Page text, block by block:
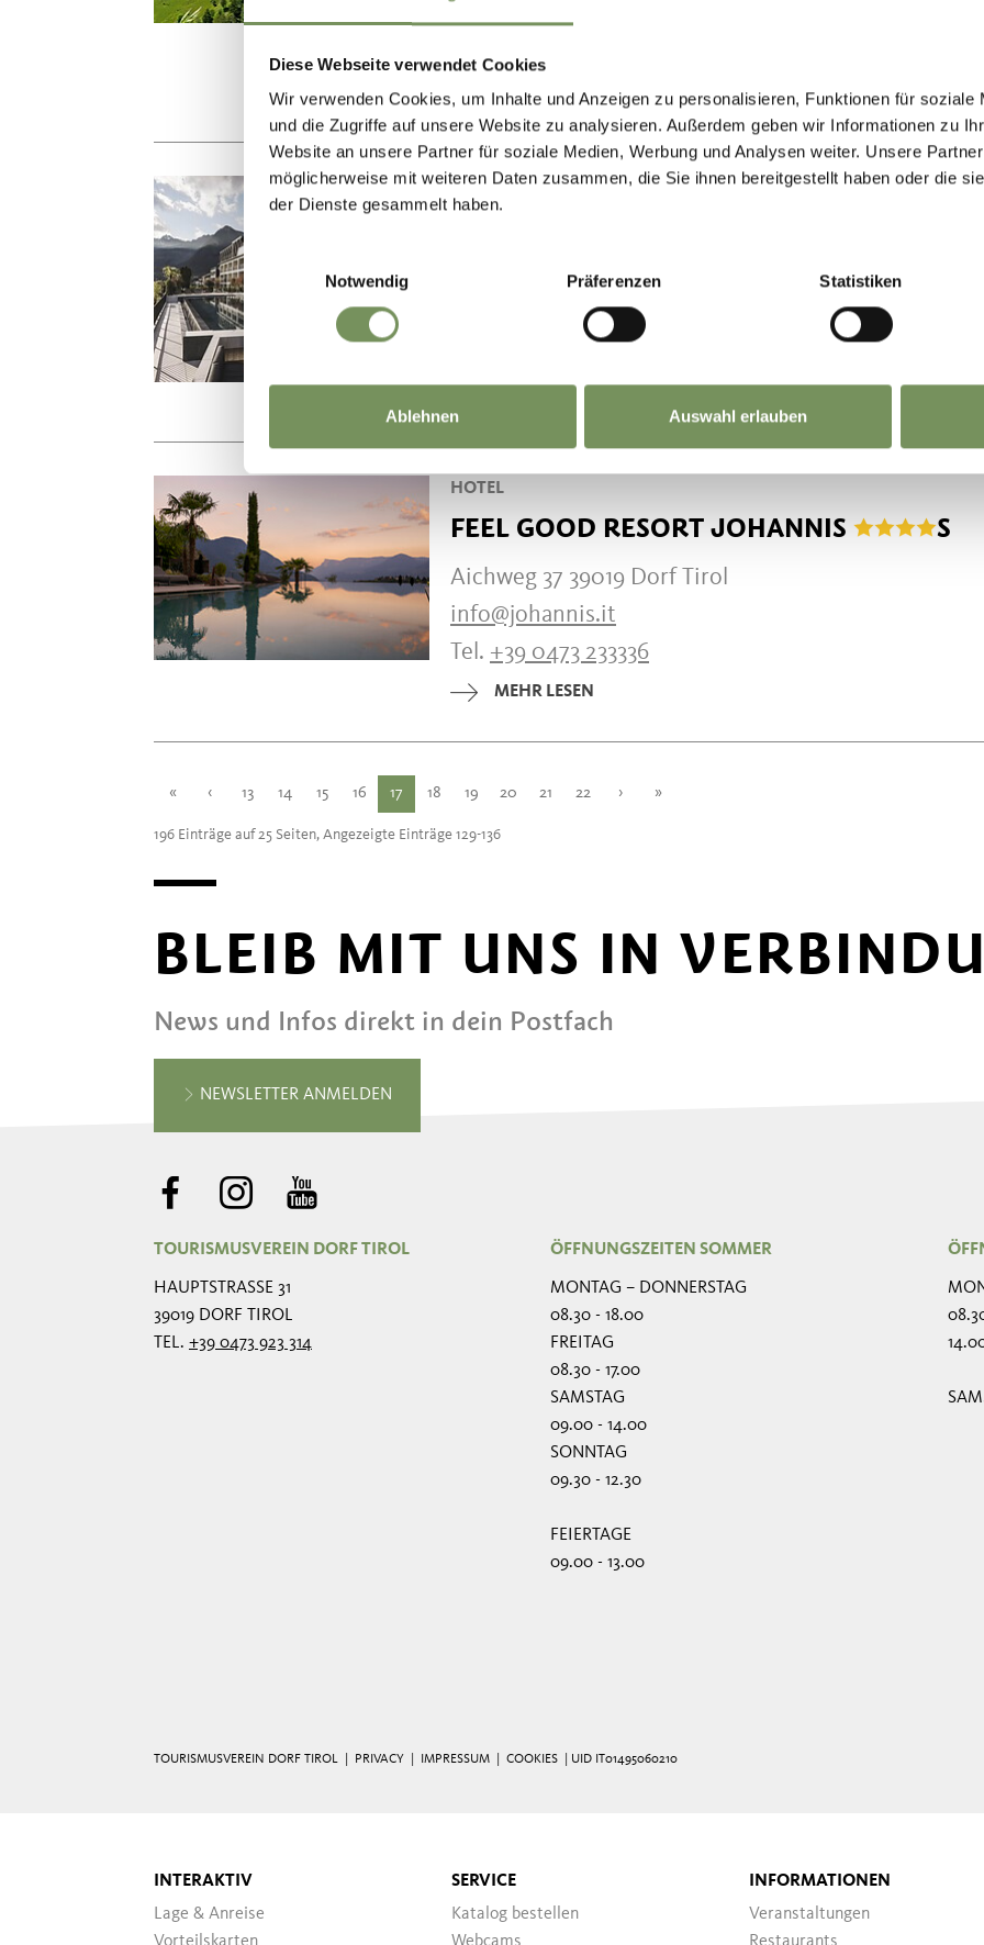
Diese Webseite verwendet Cookies
Wir verwenden Cookies, um Inhalte und Anzeigen zu personalisieren, Funktionen für soziale
und die Zugriffe auf unsere Website zu analysieren. Außerdem geben wir Informationen zu
Website an unsere Partner für soziale Medien, Werbung und Analysen weiter. Unsere
möglicherweise mit weiteren Daten zusammen, die Sie ihnen bereitgestellt haben oder die
der Dienste gesammelt haben.
Einwilligungsauswahl
Notwendig
Präferenzen Statistiken
Ablehnen Auswahl erlauben
Tel.+39 345 8758700
MEHR LESEN
GARNI
Hauptstraße 64 39019 Dorf Tirol
info@somvita-suites.com
MEHR LESEN
HOTEL
FEEL GOOD RESORT JOHANNIS S
Aichweg 37 39019 Dorf Tirol
info@johannis.it
Tel. +39 0473 233336
MEHR LESEN
« ‹ 13 14 15 16 17 18 19 20 21 22 › »
196 Einträge auf 25 Seiten, Angezeigte Einträge 129-136
BLEIB MIT UNS IN
News und Infos direkt in dein Postfach
NEWSLETTER ANMELDEN
TOURISMUSVEREIN DORF TIROL
HAUPTSTRASSE 31
39019 DORF TIROL
TEL. +39 0473 923 314
ÖFFNUNGSZEITEN SOMMER
MONTAG – DONNERSTAG
08.30 - 18.00
FREITAG
08.30 - 17.00
SAMSTAG
09.00 - 14.00
SONNTAG
09.30 - 12.30
FEIERTAGE
09.00 - 13.00
TOURISMUSVEREIN DORF TIROL | PRIVACY IMPRESSUM COOKIES | UID IT01495060210
INTERAKTIV
Lage & Anreise
SERVICE
Katalog bestellen
INFORMATIONEN
Veranstaltungen